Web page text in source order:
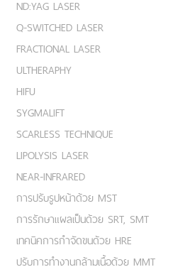
ND:YAG LASER
Q-SWITCHED LASER
FRACTIONAL LASER
ULTHERAPHY
HIFU
SYGMALIFT
SCARLESS TECHNIQUE
LIPOLYSIS LASER
NEAR-INFRARED
การปรับรูปหน้าด้วย MST
การรักษาแผลเป็นด้วย SRT, SMT
เทคนิคการกำจัดขนด้วย HRE
ปรับการทำงานกล้ามเนื้อด้วย MMT